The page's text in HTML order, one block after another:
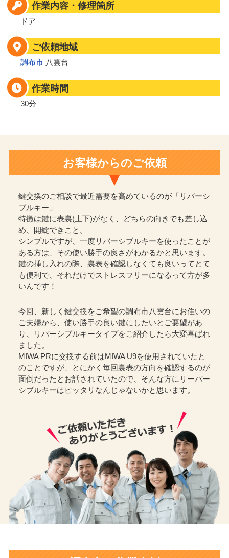
作業内容・修理箇所
ドア
ご依頼地域
調布市 八雲台
作業時間
30分
お客様からのご依頼
鍵交換のご相談で最近需要を高めているのが「リバーシ
ブルキー」
特徴は鍵に表裏(上下)がなく、どちらの向きでも差し込
め、開錠できこと。
シンプルですが、一度リバーシブルキーを使ったことが
ある方は、その使い勝手の良さがわかるかと思います。
鍵の挿し入れの際、裏表を確認しなくても良いってとて
も便利で、それだけでストレスフリーになるって方が多
いんです！
今回、新しく鍵交換をご希望の調布市八雲台にお住いの
ご夫婦から、使い勝手の良い鍵にしたいとご要望があ
り、リバーシブルキータイプをご紹介したら大変喜ばれ
ました。
MIWA PRに交換する前はMIWA U9を使用されていたと
のことですが、とにかく毎回裏表の方向を確認するのが
面倒だったとお話されていたので、そんな方にリーバー
シブルキーはピッタリなんじゃないかと思います。